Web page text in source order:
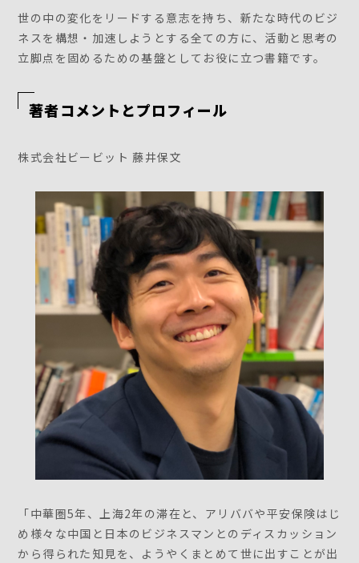
世の中の変化をリードする意志を持ち、新たな時代のビジ
ネスを構想・加速しようとする全ての方に、活動と思考の
立脚点を固めるための基盤としてお役に立つ書籍です。
著者コメントとプロフィール
株式会社ビービット 藤井保文
「中華圏5年、上海2年の滞在と、アリババや平安保険はじ
め様々な中国と日本のビジネスマンとのディスカッション
から得られた知見を、ようやくまとめて世に出すことが出